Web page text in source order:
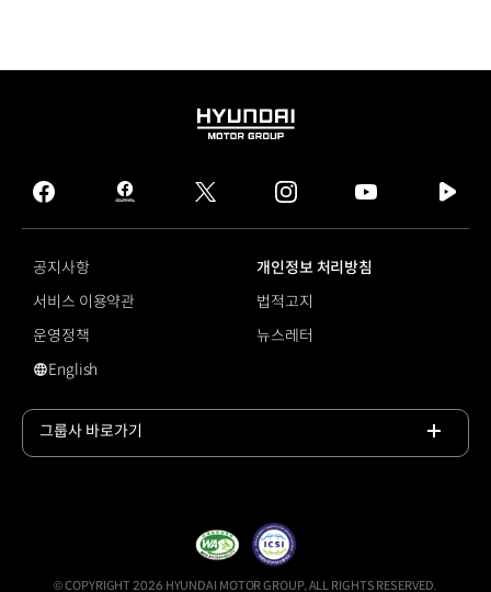
HYUNDAI
GROUP
facebook
hmg
journal
twitter instagram
tv
공지사항
개인정보 처리방침
서비스 이용약관
법적고지
운영정책
뉴스레터
영문 사이트로 이동
English
그룹사 바로가기
© COPYRIGHT 2026 HYUNDAI MOTOR GROUP, ALL RIGHTS RESERVED.